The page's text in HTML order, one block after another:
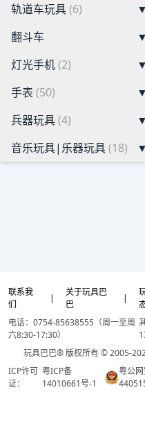
轨道车玩具(6)
▼
翻斗车
▼
灯光手机(2)
▼
手表 (50)
▼
兵器玩具(4)
▼
音乐玩具|乐器玩具(18) ▼
联系我
们
|
关于玩具巴
巴
|
电话：0754-85638555（周一至周
六8:30-17:30）
玩具巴巴® 版权所有 © 2005-
ICP许可
证：
粤ICP备
14010661号-1
粤公